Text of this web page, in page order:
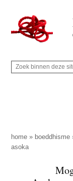
naar
de
inhoud
secondary
naar
de
sidebar
naar
de
Rechts
Z
p
d
Z
i
n
home » boeddhisme
asoka